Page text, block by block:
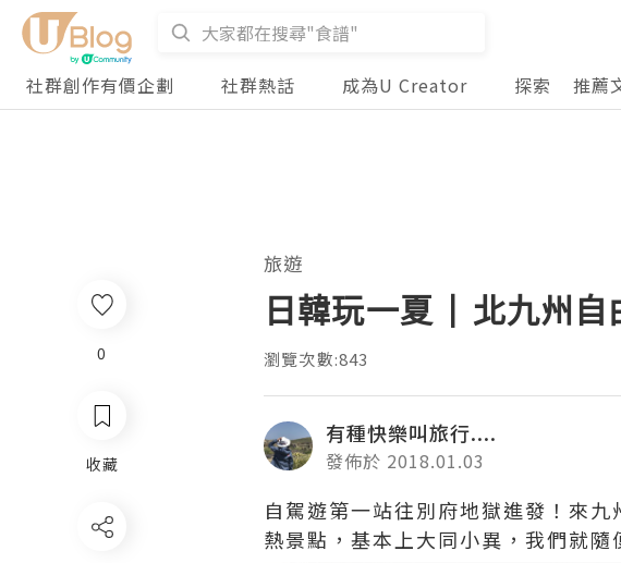
社群創作有價企劃
社群熱話 成為U Creator 探索 推薦
0
收藏
旅遊
日韓玩一夏 | 北九州
瀏覽次數:843
有種快樂叫旅行....
發佈於 2018.01.03
自駕遊第一站往別府地獄進發！來
熱景點，基本上大同小異，我們就隨